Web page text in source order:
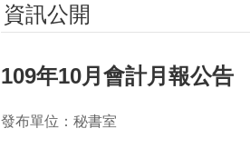
資訊公開
109年10月會計月報公告
發布單位：秘書室